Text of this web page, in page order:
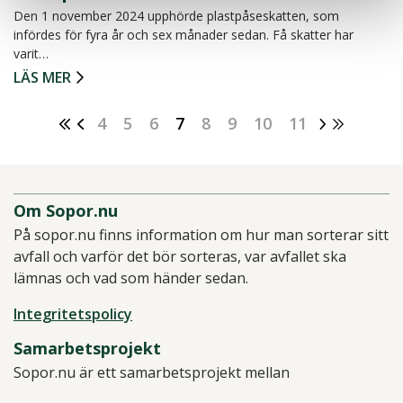
Den 1 november 2024 upphörde plastpåseskatten, som
infördes för fyra år och sex månader sedan. Få skatter har
varit…
LÄS MER
4 5 6 7 8 9 10 11
Om Sopor.nu
På sopor.nu finns information om hur man sorterar sitt
avfall och varför det bör sorteras, var avfallet ska
lämnas och vad som händer sedan.
Integritetspolicy
Samarbetsprojekt
Sopor.nu är ett samarbetsprojekt mellan